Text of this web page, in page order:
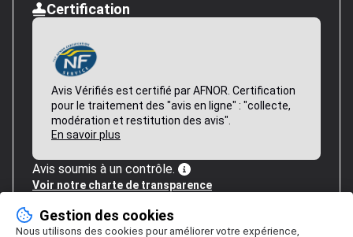
Certification
Avis Vérifiés est certifié par AFNOR. Certification
pour le traitement des "avis en ligne" : "collecte,
modération et restitution des avis".
En savoir plus
Avis soumis à un contrôle.
Voir notre charte de transparence
Gestion des cookies
Nous utilisons des cookies pour améliorer votre expérience,